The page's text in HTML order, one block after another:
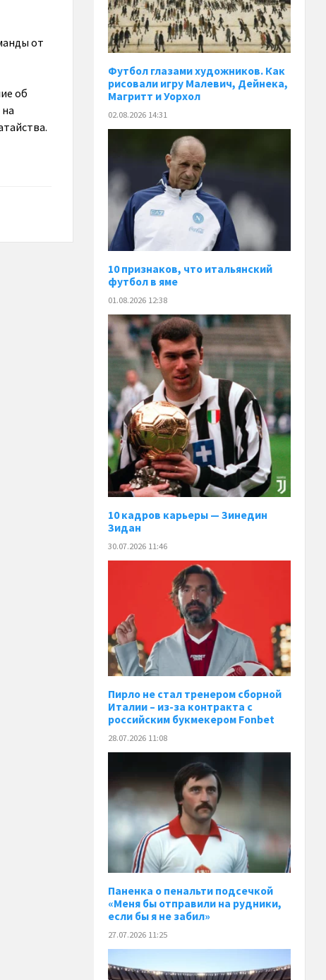
от
об
Футбол глазами художников. Как
рисовали игру Малевич, Дейнека,
Магритт и Уорхол
02.08.2026 14:31
10 признаков, что итальянский
футбол в яме
01.08.2026 12:38
10 кадров карьеры — Зинедин
Зидан
30.07.2026 11:46
Пирло не стал тренером сборной
Италии – из-за контракта с
российским букмекером Fonbet
28.07.2026 11:08
Паненка o пенальти подсечкой
«Меня бы отправили на рудники,
если бы я не забил»
27.07.2026 11:25